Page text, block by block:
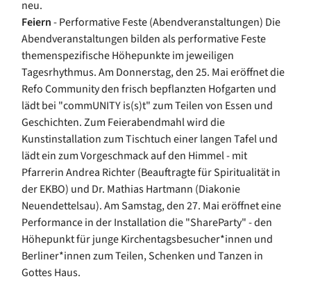
neu.
Feiern- Performative Feste (Abendveranstaltungen) Die
Abendveranstaltungen bilden als performative Feste
themenspezifische Höhepunkte im jeweiligen
Tagesrhythmus. Am Donnerstag, den 25. Mai eröffnet die
Refo Community den frisch bepflanzten Hofgarten und
lädt bei "commUNITY is(s)t" zum Teilen von Essen und
Geschichten. Zum Feierabendmahl wird die
Kunstinstallation zum Tischtuch einer langen Tafel und
lädt ein zum Vorgeschmack auf den Himmel - mit
Pfarrerin Andrea Richter (Beauftragte für Spiritualität in
der EKBO) und Dr. Mathias Hartmann (Diakonie
Neuendettelsau). Am Samstag, den 27. Mai eröffnet eine
Performance in der Installation die "ShareParty" - den
Höhepunkt für junge Kirchentagsbesucher*innen und
Berliner*innen zum Teilen, Schenken und Tanzen in
Gottes Haus.